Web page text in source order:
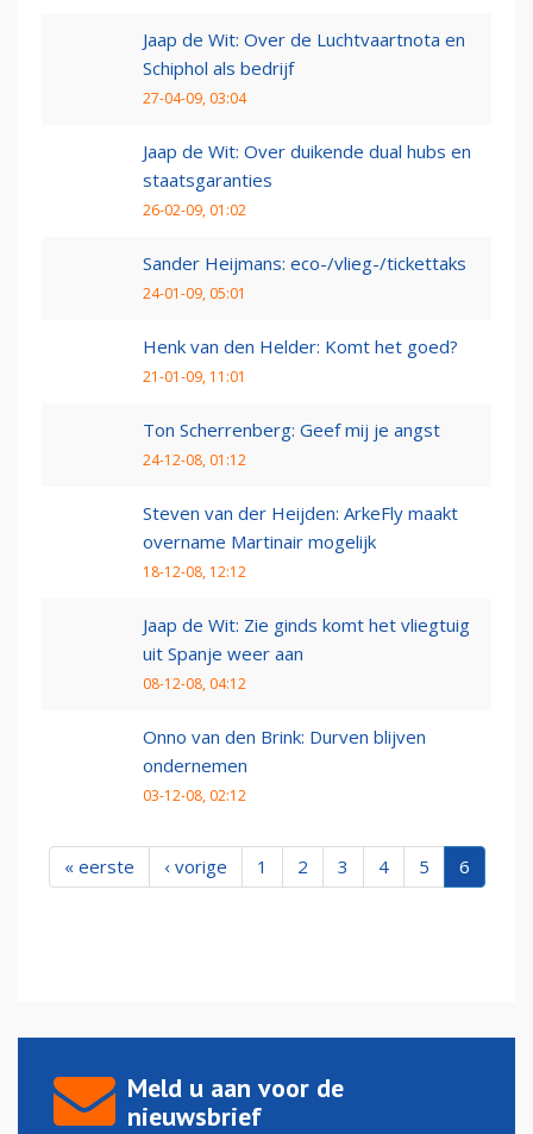
Jaap de Wit: Over de Luchtvaartnota en
Schiphol als bedrijf
27-04-09, 03:04
Jaap de Wit: Over duikende dual hubs en
staatsgaranties
26-02-09, 01:02
Sander Heijmans: eco-/vlieg-/tickettaks
24-01-09, 05:01
Henk van den Helder: Komt het goed?
21-01-09, 11:01
Ton Scherrenberg: Geef mij je angst
24-12-08, 01:12
Steven van der Heijden: ArkeFly maakt
overname Martinair mogelijk
18-12-08, 12:12
Jaap de Wit: Zie ginds komt het vliegtuig
uit Spanje weer aan
08-12-08, 04:12
Onno van den Brink: Durven blijven
ondernemen
03-12-08, 02:12
« eerste ‹ vorige 1 2 3 4 5 6
Meld u aan voor de
nieuwsbrief